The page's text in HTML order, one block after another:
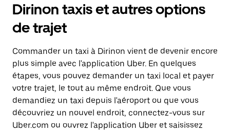
Dirinon taxis et autres options
de trajet
Commander un taxi à Dirinon vient de devenir encore
plus simple avec l'application Uber. En quelques
étapes, vous pouvez demander un taxi local et payer
votre trajet, le tout au même endroit. Que vous
demandiez un taxi depuis l'aéroport ou que vous
découvriez un nouvel endroit, connectez-vous sur
Uber.com ou ouvrez l'application Uber et saisissez